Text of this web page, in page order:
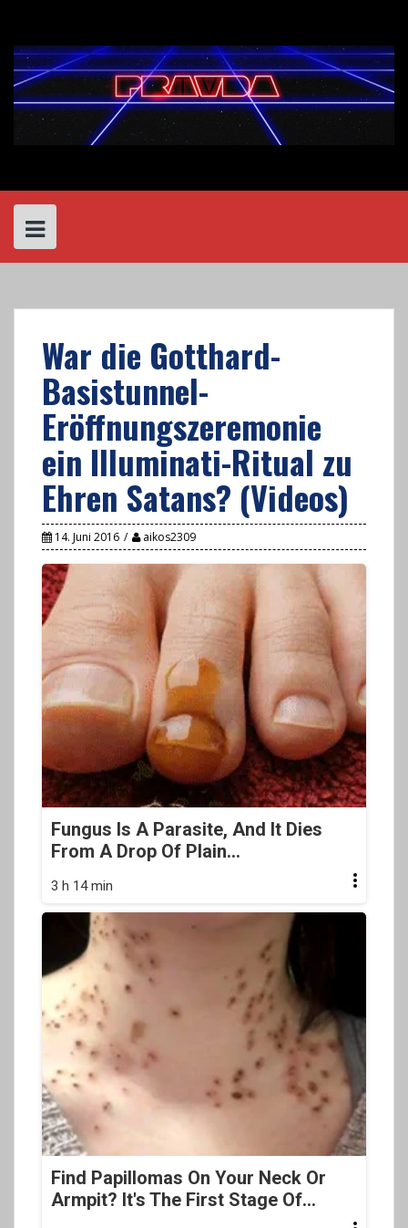
content
War die Gotthard-
Basistunnel-
Eröffnungszeremonie
ein Illuminati-Ritual zu
Ehren Satans? (Videos)
14. Juni 2016 aikos2309
Fungus Is A Parasite, And It Dies
From A Drop Of Plain...
3 h 14 min
Find Papillomas On Your Neck Or
Armpit? It's The First Stage Of...